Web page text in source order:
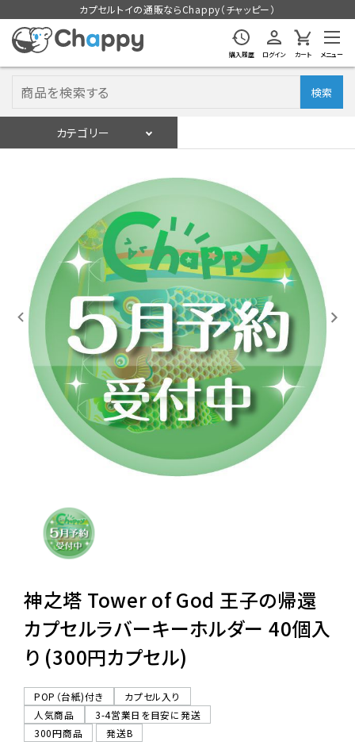
カプセルトイの通販ならChappy（チャッピー）
購入履歴 ログイン カート メニュー
検索
カテゴリー
入荷スケジュールをチェック
カプセルトイマシン本体
カプセルトイ
販促用空カプセル
レンタル
景品・玩具・文具
販促用カプセルトイ
06-6282-7659
神之塔 Tower of God 王子の帰還
カプセルラバーキーホルダー 40個入
り (300円カプセル)
POP（台紙)付き
カプセル入り
人気商品
3-4営業日を目安に発送
300円商品
発送B